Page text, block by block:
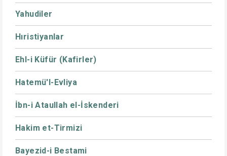
Yahudiler
Hıristiyanlar
Ehl-i Küfür (Kafirler)
Hatemü'l-Evliya
İbn-i Ataullah el-İskenderi
Hakim et-Tirmizi
Bayezid-i Bestami